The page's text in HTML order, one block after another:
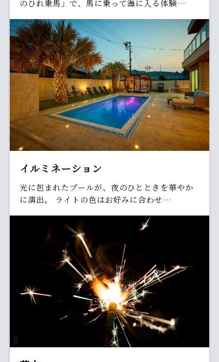
のひれ乗馬」で、馬に乗って海に入る体験…
イルミネーション
光に包まれたプールが、夜のひとときを華やか
に演出。 ライトの色はお好みに合わせ…